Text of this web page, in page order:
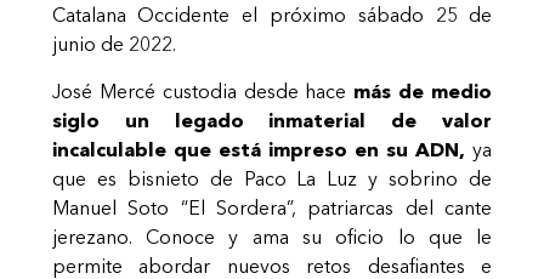
Catalana Occidente el próximo sábado 25 de
junio de 2022.
José Mercé custodia desde hace más de medio
siglo un legado inmaterial de valor
incalculable que está impreso en su ADN, ya
que es bisnieto de Paco La Luz y sobrino de
Manuel Soto “El Sordera”, patriarcas del cante
jerezano. Conoce y ama su oficio lo que le
permite abordar nuevos retos desafiantes e